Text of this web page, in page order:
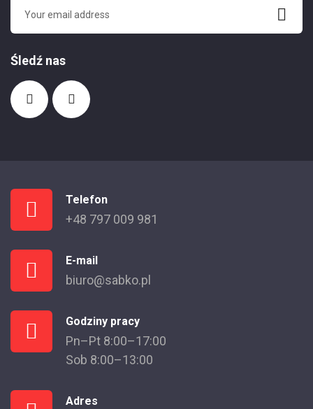
Śledź nas
Telefon
+48 797 009 981
E-mail
biuro@sabko.pl
Godziny pracy
Pn–Pt 8:00–17:00
Sob 8:00–13:00
Adres